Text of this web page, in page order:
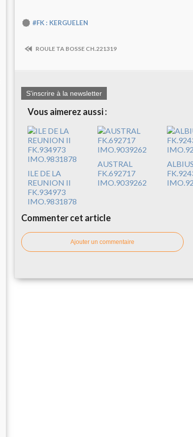
#FK : KERGUELEN
ROULE TA BOSSE CH.221319
S'inscrire à la newsletter
Vous aimerez aussi :
ILE DE LA
REUNION II
FK.934973
IMO.9831878
AUSTRAL
FK.692717
IMO.9039262
ALBIUS
Commenter cet article
Ajouter un commentaire